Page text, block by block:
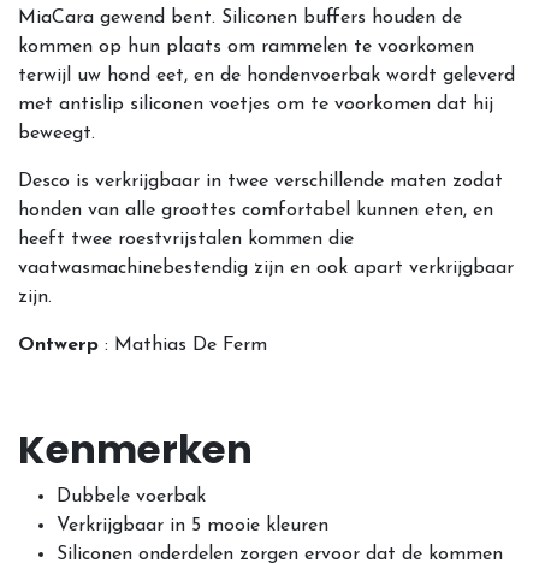
MiaCara gewend bent. Siliconen buffers houden de
kommen op hun plaats om rammelen te voorkomen
terwijl uw hond eet, en de hondenvoerbak wordt geleverd
met antislip siliconen voetjes om te voorkomen dat hij
beweegt.
Desco is verkrijgbaar in twee verschillende maten zodat
honden van alle groottes comfortabel kunnen eten, en
heeft twee roestvrijstalen kommen die
vaatwasmachinebestendig zijn en ook apart verkrijgbaar
zijn.
Ontwerp : Mathias De Ferm
Kenmerken
Dubbele voerbak
Verkrijgbaar in 5 mooie kleuren
Siliconen onderdelen zorgen ervoor dat de kommen